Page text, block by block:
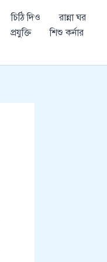
চিঠি দিও
রান্না ঘর
প্রযুক্তি
শিশু কর্নার